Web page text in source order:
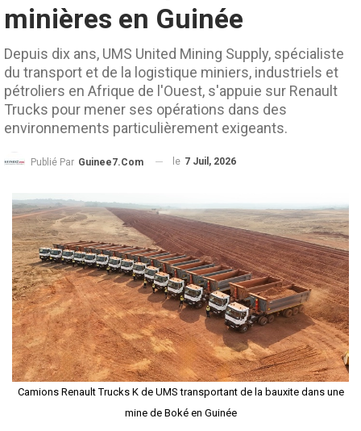
minières en Guinée
Depuis dix ans, UMS United Mining Supply, spécialiste
du transport et de la logistique miniers, industriels et
pétroliers en Afrique de l'Ouest, s'appuie sur Renault
Trucks pour mener ses opérations dans des
environnements particulièrement exigeants.
Publié Par Guinee7.com le 7 Juil, 2026
Camions Renault Trucks K de UMS transportant de la bauxite dans une
mine de Boké en Guinée